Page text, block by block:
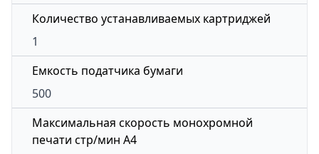
Количество устанавливаемых картриджей
1
Емкость податчика бумаги
500
Максимальная скорость монохромной
печати стр/мин А4